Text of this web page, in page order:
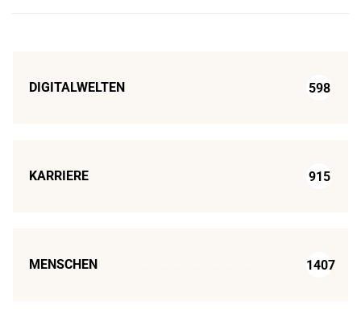
DIGITALWELTEN 598
KARRIERE 915
MENSCHEN 1407